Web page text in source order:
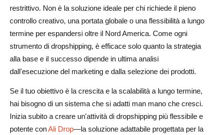
restrittivo. Non è la soluzione ideale per chi richiede il pieno
controllo creativo, una portata globale o una flessibilità a lungo
termine per espandersi oltre il Nord America. Come ogni
strumento di dropshipping, è efficace solo quanto la strategia
alla base e il successo dipende in ultima analisi
dall'esecuzione del marketing e dalla selezione dei prodotti.
Se il tuo obiettivo è la crescita e la scalabilità a lungo termine,
hai bisogno di un sistema che si adatti man mano che cresci.
Inizia subito a creare un'attività di dropshipping più flessibile e
potente conAli Drop—la soluzione adattabile progettata per la